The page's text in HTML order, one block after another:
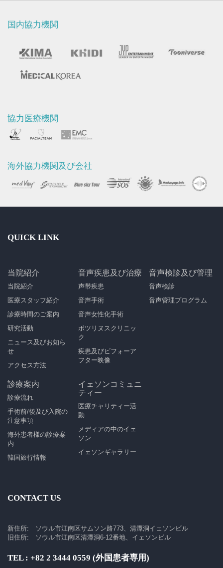
国内協力機関
協力医療機関
海外協力機関及び会社
QUICK LINK
当院紹介
当院紹介
医療スタッフ紹介
診療時間のご案内
研究活動
ニュース及びお知ら
せ
アクセス方法
音声疾患及び治療
声帯疾患
音声手術
音声女性化手術
ボツリヌスクリニッ
ク
疾患及びビフォーア
フター映像
音声検診及び管理
音声検診
音声管理プログラム
診療案内
診療流れ
手術前/後及び入院の
注意事項
海外患者様の診療案
内
韓国旅行情報
イェソンコミュニ
ティー
医療チャリティー活
動
メディアの中のイェ
ソン
イェソンギャラリー
CONTACT US
新住所: ソウル市江南区サムソン路773、清潭洞イェソンビル
旧住所: ソウル市江南区清潭洞6-12番地、イェソンビル
TEL : +82 2 3444 0559 (外国患者専用)